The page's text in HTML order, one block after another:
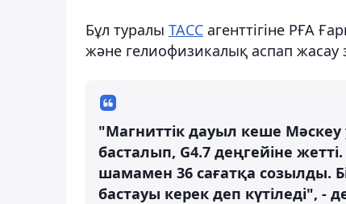
Бұл туралы ТАСС агенттігіне РҒА
және гелиофизикалық аспап жасау
"Магниттік дауыл кеше
басталып, G4.7 деңгейіне
шамамен 36 сағатқа созылды.
бастауы керек деп күтіледі", -